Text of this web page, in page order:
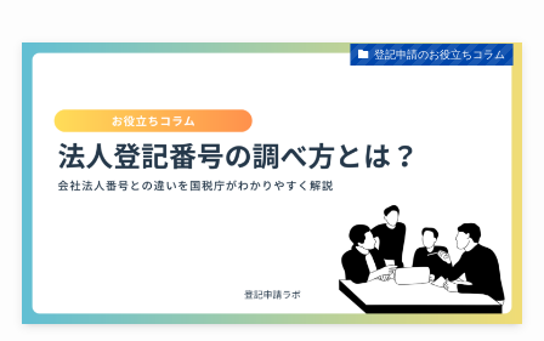
登記申請のお役立ちコラム